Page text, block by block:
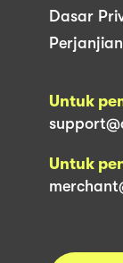
Dasar
Untuk
Untuk